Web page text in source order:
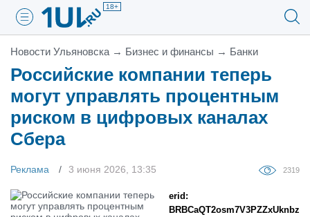
18+
Новости Ульяновска → Бизнес и финансы → Банки
Российские компании теперь
могут управлять процентным
риском в цифровых каналах
Сбера
Реклама 3 июня 2026, 13:35 2319
erid:
BRBCaQT2osm7V3PZZxUknbz